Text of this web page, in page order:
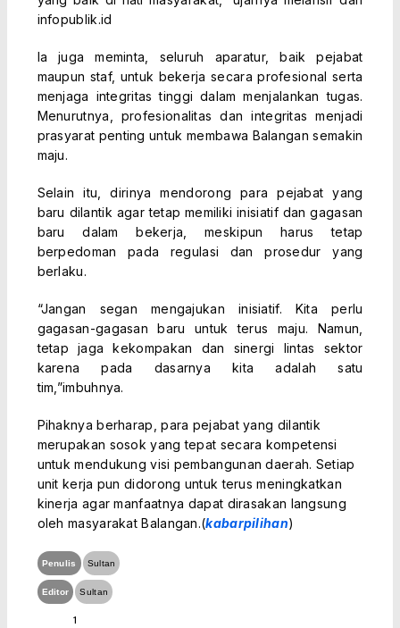
infopublik.id
Ia juga meminta, seluruh aparatur, baik pejabat
maupun staf, untuk bekerja secara profesional serta
menjaga integritas tinggi dalam menjalankan tugas.
Menurutnya, profesionalitas dan integritas menjadi
prasyarat penting untuk membawa Balangan semakin
maju.
Selain itu, dirinya mendorong para pejabat yang
baru dilantik agar tetap memiliki inisiatif dan gagasan
baru dalam bekerja, meskipun harus tetap
berpedoman pada regulasi dan prosedur yang
berlaku.
“Jangan segan mengajukan inisiatif. Kita perlu
gagasan-gagasan baru untuk terus maju. Namun,
tetap jaga kekompakan dan sinergi lintas sektor
karena pada dasarnya kita adalah satu
tim,”imbuhnya.
Pihaknya berharap, para pejabat yang dilantik
merupakan sosok yang tepat secara kompetensi
untuk mendukung visi pembangunan daerah. Setiap
unit kerja pun didorong untuk terus meningkatkan
kinerja agar manfaatnya dapat dirasakan langsung
oleh masyarakat Balangan.(kabarpilihan)
Penulis Sultan
Editor Sultan
1